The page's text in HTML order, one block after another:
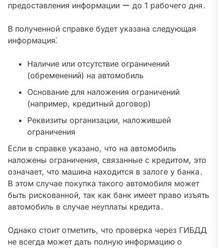
предоставления информации ー до 1 рабочего дня․
В полученной справке будет указана следующая
информация⁚
Наличие или отсутствие ограничений
(обременений) на автомобиль
Основание для наложения ограничений
(например, кредитный договор)
Реквизиты организации, наложившей
ограничения
Если в справке указано, что на автомобиль
наложены ограничения, связанные с кредитом, это
означает, что машина находится в залоге у банка․
В этом случае покупка такого автомобиля может
быть рискованной, так как банк имеет право изъять
автомобиль в случае неуплаты кредита․
Однако стоит отметить, что проверка через ГИБДД
не всегда может дать полную информацию о